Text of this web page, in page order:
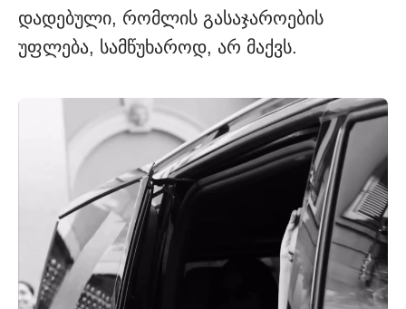
დადებული, რომლის გასაჯაროების
უფლება, სამწუხაროდ, არ მაქვს.